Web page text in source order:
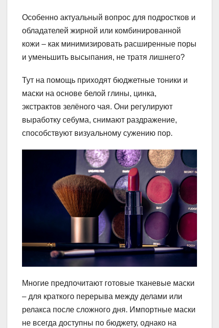
Особенно актуальный вопрос для подростков и
обладателей жирной или комбинированной
кожи – как минимизировать расширенные поры
и уменьшить высыпания, не тратя лишнего?
Тут на помощь приходят бюджетные тоники и
маски на основе белой глины, цинка,
экстрактов зелёного чая. Они регулируют
выработку себума, снимают раздражение,
способствуют визуальному сужению пор.
Многие предпочитают готовые тканевые маски
– для краткого перерыва между делами или
релакса после сложного дня. Импортные маски
не всегда доступны по бюджету, однако на